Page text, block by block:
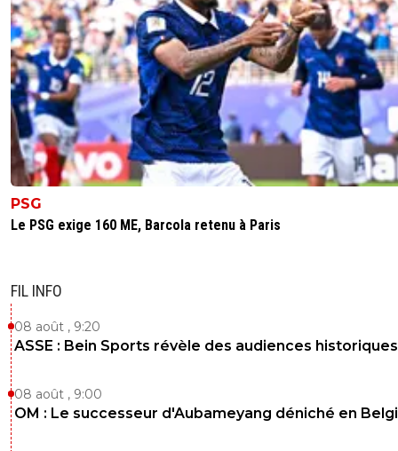
PSG
Le PSG exige 160 ME, Barcola retenu à Paris
FIL INFO
08 août , 9:20
ASSE : Bein Sports révèle des audiences historiques
08 août , 9:00
OM : Le successeur d'Aubameyang déniché en